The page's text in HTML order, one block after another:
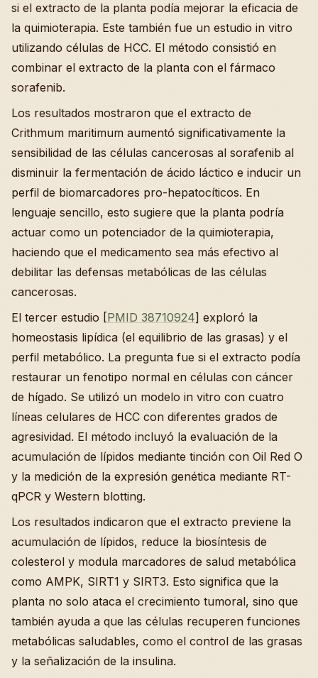
si el extracto de la planta podía mejorar la eficacia de
la quimioterapia. Este también fue un estudio in vitro
utilizando células de HCC. El método consistió en
combinar el extracto de la planta con el fármaco
sorafenib.
Los resultados mostraron que el extracto de
Crithmum maritimum aumentó significativamente la
sensibilidad de las células cancerosas al sorafenib al
disminuir la fermentación de ácido láctico e inducir un
perfil de biomarcadores pro-hepatocíticos. En
lenguaje sencillo, esto sugiere que la planta podría
actuar como un potenciador de la quimioterapia,
haciendo que el medicamento sea más efectivo al
debilitar las defensas metabólicas de las células
cancerosas.
El tercer estudio [PMID 38710924] exploró la
homeostasis lipídica (el equilibrio de las grasas) y el
perfil metabólico. La pregunta fue si el extracto podía
restaurar un fenotipo normal en células con cáncer
de hígado. Se utilizó un modelo in vitro con cuatro
líneas celulares de HCC con diferentes grados de
agresividad. El método incluyó la evaluación de la
acumulación de lípidos mediante tinción con Oil Red O
y la medición de la expresión genética mediante RT-
qPCR y Western blotting.
Los resultados indicaron que el extracto previene la
acumulación de lípidos, reduce la biosíntesis de
colesterol y modula marcadores de salud metabólica
como AMPK, SIRT1 y SIRT3. Esto significa que la
planta no solo ataca el crecimiento tumoral, sino que
también ayuda a que las células recuperen funciones
metabólicas saludables, como el control de las grasas
y la señalización de la insulina.